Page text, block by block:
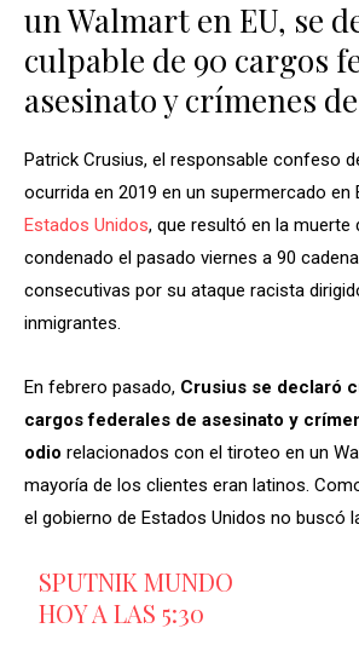
un Walmart en EU, se
culpable de 90 cargos
asesinato y crímenes
Patrick Crusius, el responsable confeso
ocurrida en 2019 en un supermercado en
Estados Unidos, que resultó en la muerte
condenado el pasado viernes a 90
consecutivas por su ataque racista
inmigrantes.
En febrero pasado, Crusius se declaró
cargos federales de asesinato y
odio relacionados con el tiroteo en un
mayoría de los clientes eran latinos.
el gobierno de Estados Unidos no buscó
SPUTNIK MUNDO
HOY A LAS 5:30